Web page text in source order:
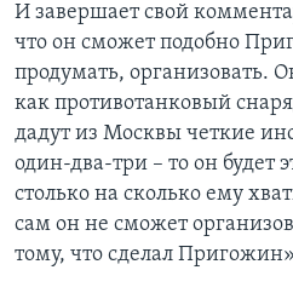
И завершает свой
что он сможет подобно
продумать, организовать.
как противотанковый
дадут из Москвы четкие
один-два-три – то он будет
столько на сколько ему
сам он не сможет
тому, что сделал